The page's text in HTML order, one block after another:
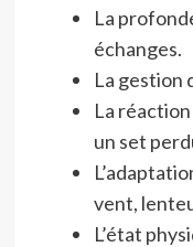
La
échanges.
La gestion
La
un set
vent,
L’état